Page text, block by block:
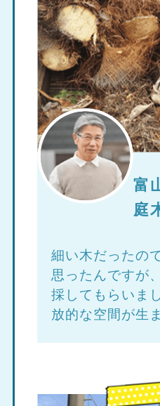
富
庭
細い木だったの
思ったんですが
採してもらいま
放的な空間が生